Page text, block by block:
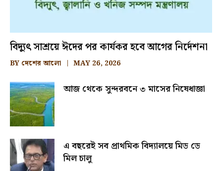
বিদ্যুৎ সাশ্রয়ে ঈদের পর কার্যকর হবে আগের নির্দেশনা
BY দেশের আলো MAY 26, 2026
আজ থেকে সুন্দরবনে ৩ মাসের নিষেধাজ্ঞা
এ বছরেই সব প্রাথমিক বিদ্যালয়ে মিড ডে
মিল চালু